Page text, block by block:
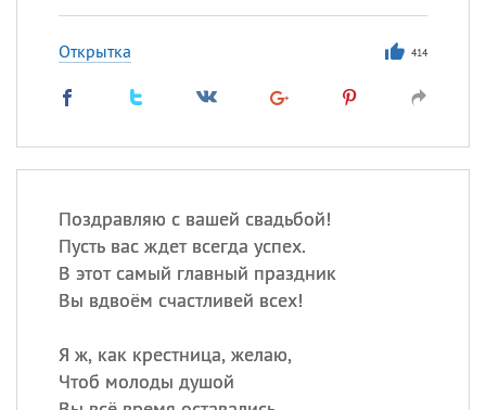
Открытка 414
Поздравляю с вашей свадьбой!
Пусть вас ждет всегда успех.
В этот самый главный праздник
Вы вдвоём счастливей всех!
Я ж, как крестница, желаю,
Чтоб молоды душой